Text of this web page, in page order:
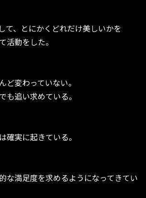
て、とにかくどれだけ美しいかを
活動をした。
ど変わっていない。
も追い求めている。
確実に起きている。
な満足度を求めるようになってきてい